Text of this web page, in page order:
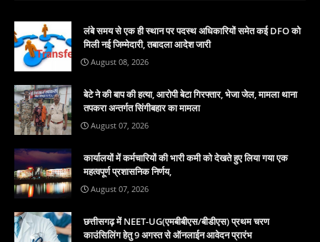
लंबे समय से एक ही स्थान पर पदस्थ अधिकारियों समेत कई DFO को
मिली नई जिम्मेदारी, तबादला आदेश जारी
August 08, 2026
बेटे ने की बाप की हत्या, आरोपी बेटा गिरफ्तार, भेजा जेल, मामला थाना
तपकरा अन्तर्गत सिंगीबहार का मामला
August 07, 2026
कार्यालयों में कर्मचारियों की भारी कमी को देखते हुए लिया गया एक
महत्वपूर्ण प्रशासनिक निर्णय,
August 07, 2026
छत्तीसगढ़ में NEET-UG(एमबीबीएस/बीडीएस) प्रथम चरण
काउंसिलिंग हेतु 9 अगस्त से ऑनलाईन आवेदन प्रारंभ